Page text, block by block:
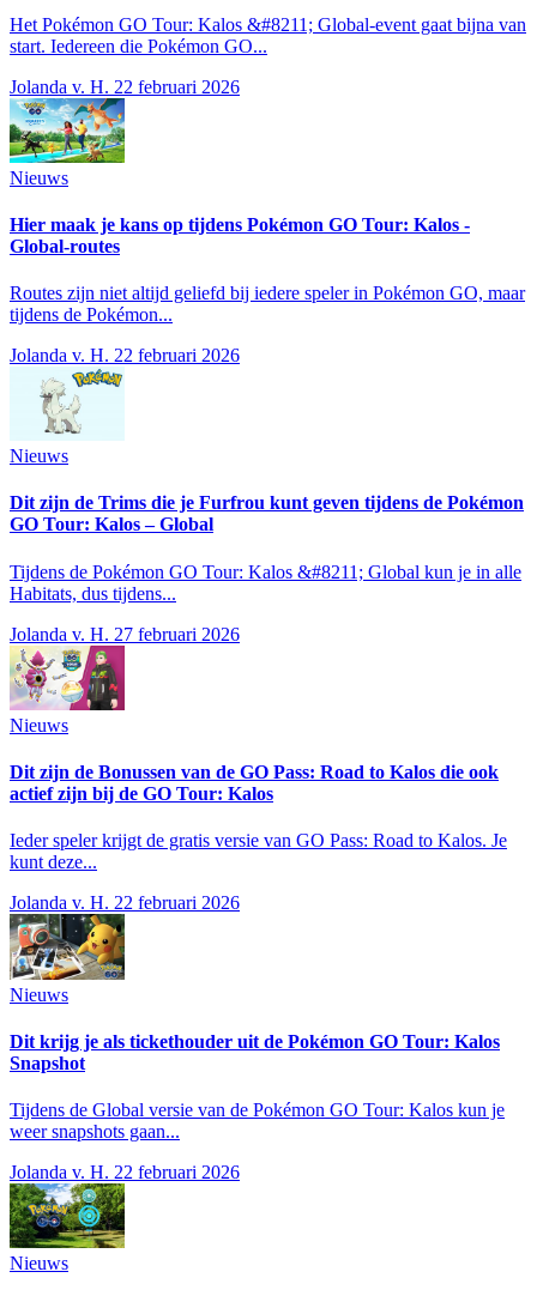
Het Pokémon GO Tour: Kalos &#8211; Global-event gaat bijna van
start. Iedereen die Pokémon GO...
Jolanda v. H. 22 februari 2026
Nieuws
Hier maak je kans op tijdens Pokémon GO Tour: Kalos -
Global-routes
Routes zijn niet altijd geliefd bij iedere speler in Pokémon GO, maar
tijdens de Pokémon...
Jolanda v. H. 22 februari 2026
Nieuws
Dit zijn de Trims die je Furfrou kunt geven tijdens de Pokémon
GO Tour: Kalos – Global
Tijdens de Pokémon GO Tour: Kalos &#8211; Global kun je in alle
Habitats, dus tijdens...
Jolanda v. H. 27 februari 2026
Nieuws
Dit zijn de Bonussen van de GO Pass: Road to Kalos die ook
actief zijn bij de GO Tour: Kalos
Ieder speler krijgt de gratis versie van GO Pass: Road to Kalos. Je
kunt deze...
Jolanda v. H. 22 februari 2026
Nieuws
Dit krijg je als tickethouder uit de Pokémon GO Tour: Kalos
Snapshot
Tijdens de Global versie van de Pokémon GO Tour: Kalos kun je
weer snapshots gaan...
Jolanda v. H. 22 februari 2026
Nieuws